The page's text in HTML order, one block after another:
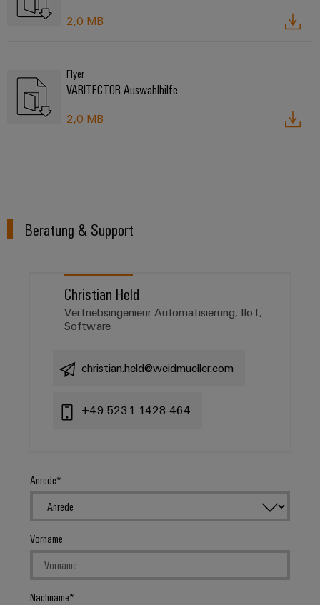
2,0 MB
Flyer
VARITECTOR Auswahlhilfe
2,0 MB
Beratung & Support
Christian Held
Vertriebsingenieur Automatisierung, IIoT,
Software
christian.held@weidmueller.com
+49 5231 1428-464
Anrede
Vorname
Nachname